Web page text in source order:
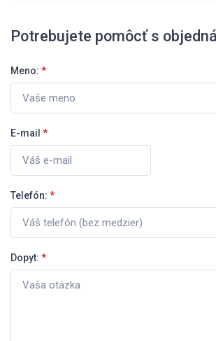
Potrebujete pomôcť s
Meno: *
E-mail *
Telefón: *
Dopyt: *